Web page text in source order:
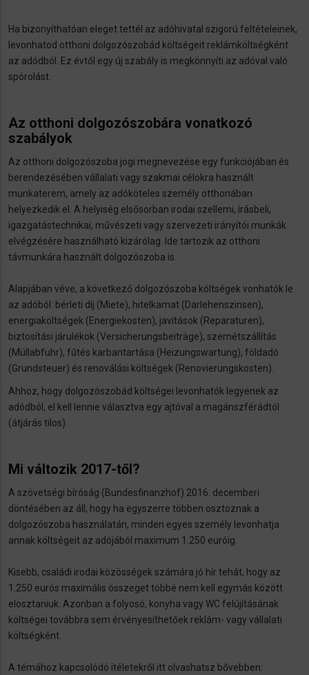
Ha bizonyíthatóan eleget tettél az adóhivatal szigorú feltételeinek,
levonhatod otthoni dolgozószobád költségeit reklámköltségként
az adódból. Ez évtől egy új szabály is megkönnyíti az adóval való
spórolást.
Az otthoni dolgozószobára vonatkozó
szabályok
Az otthoni dolgozószoba jogi megnevezése egy funkciójában és
berendezésében vállalati vagy szakmai célokra használt
munkaterem, amely az adóköteles személy otthonában
helyezkedik el. A helyiség elsősorban irodai szellemi, írásbeli,
igazgatástechnikai, művészeti vagy szervezeti irányítói munkák
elvégzésére használható kizárólag. Ide tartozik az otthoni
távmunkára használt dolgozószoba is.
Alapjában véve, a következő dolgozószoba költségek vonhatók le
az adóból: bérleti díj (Miete), hitelkamat (Darlehenszinsen),
energiaköltségek (Energiekosten), javítások (Reparaturen),
biztosítási járulékok (Versicherungsbeiträge), szemétszállítás
(Müllabfuhr), fűtés karbantartása (Heizungswartung), földadó
(Grundsteuer) és renoválási költségek (Renovierungskosten).
Ahhoz, hogy dolgozószobád költségei levonhatók legyenek az
adódból, el kell lennie választva egy ajtóval a magánszférádtól
(átjárás tilos).
Mi változik 2017-től?
A szövetségi bíróság (Bundesfinanzhof) 2016. decemberi
döntésében az áll, hogy ha egyszerre többen osztoznak a
dolgozószoba használatán, minden egyes személy levonhatja
annak költségeit az adójából maximum 1.250 euróig.
Kisebb, családi irodai közösségek számára jó hír tehát, hogy az
1.250 eurós maximális összeget többé nem kell egymás között
elosztaniuk. Azonban a folyosó, konyha vagy WC felújításának
költségei továbbra sem érvényesíthetőek reklám- vagy vállalati
költségként.
A témához kapcsolódó ítéletekről itt olvashatsz bővebben: